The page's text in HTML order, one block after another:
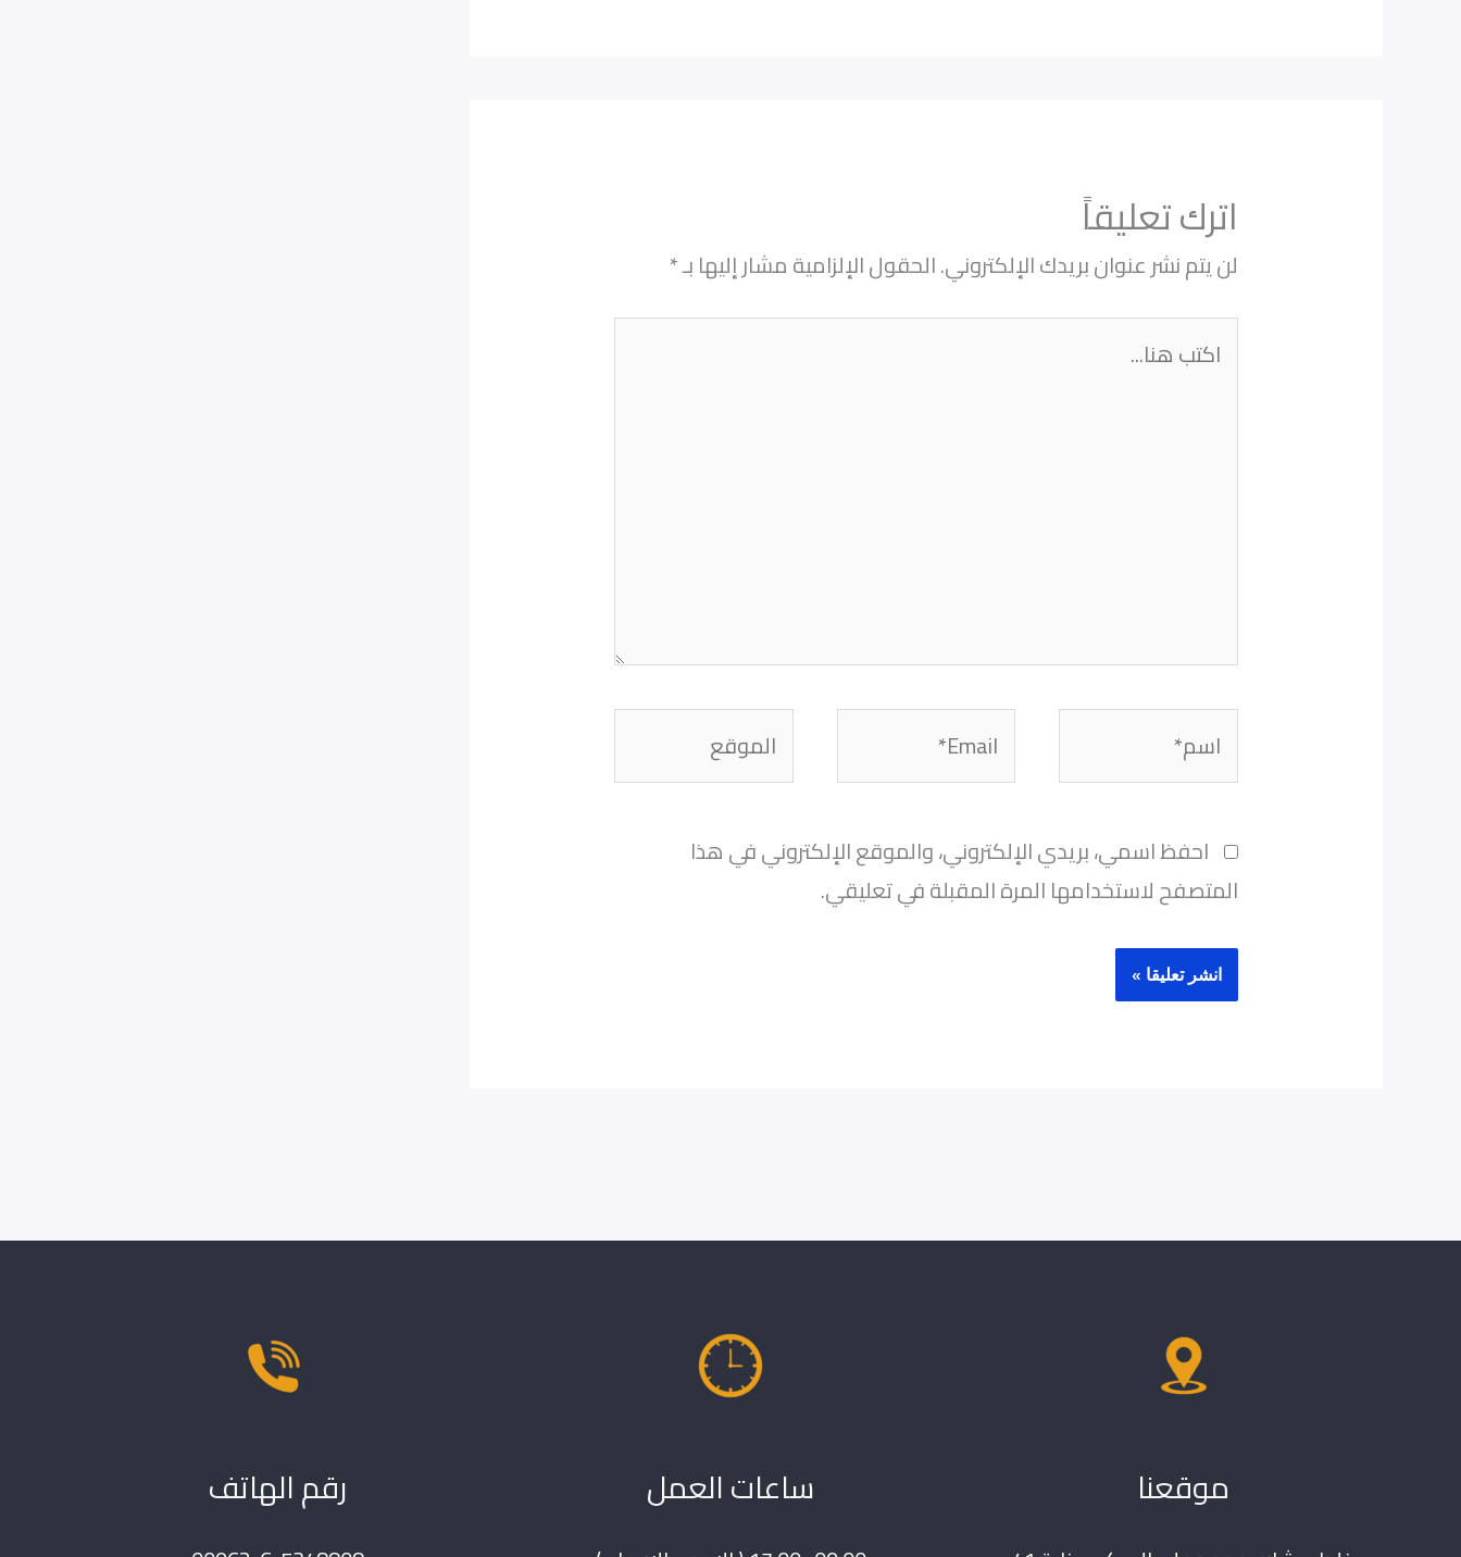
اترك تعليقاً
لن يتم نشر عنوان بريدك الإلكتروني.الحقول الإلزامية مشار إليها بـ*
هنا...
احفظ اسمي، بريدي الإلكتروني، والموقع الإلكتروني في هذا
المتصفح لاستخدامها المرة المقبلة في تعليقي.
موقعنا ساعات العمل رقم الهاتف